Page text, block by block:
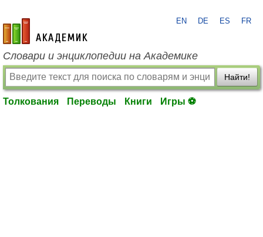
academic.ru
EN DE ES FR
Словари и энциклопедии на Академике
Найти!
Толкования Переводы Книги Игры ⚽